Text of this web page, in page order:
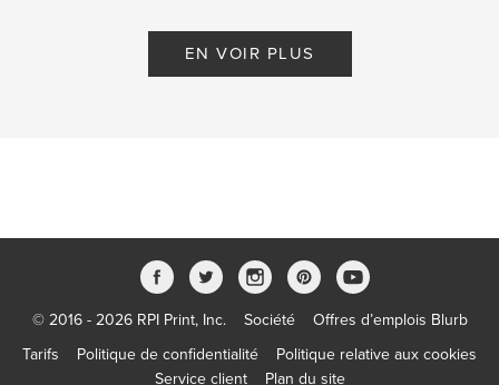
EN VOIR PLUS
© 2016 - 2026 RPI Print, Inc. Société
Offres d’emplois Blurb
Tarifs
Politique de confidentialité
Politique relative aux cookies
Service client
Plan du site